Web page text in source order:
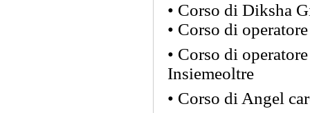
• Corso di Diksha
• Corso di
• Corso di
Insiemeoltre
• Corso di Angel